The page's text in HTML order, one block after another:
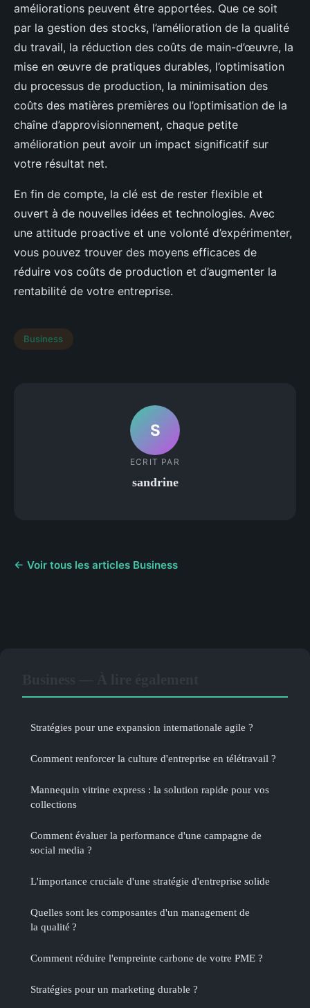
améliorations peuvent être apportées. Que ce soit
par la gestion des stocks, l’amélioration de la qualité
du travail, la réduction des coûts de main-d’œuvre, la
mise en œuvre de pratiques durables, l’optimisation
du processus de production, la minimisation des
coûts des matières premières ou l’optimisation de la
chaîne d’approvisionnement, chaque petite
amélioration peut avoir un impact significatif sur
votre résultat net.
En fin de compte, la clé est de rester flexible et
ouvert à de nouvelles idées et technologies. Avec
une attitude proactive et une volonté d’expérimenter,
vous pouvez trouver des moyens efficaces de
réduire vos coûts de production et d’augmenter la
rentabilité de votre entreprise.
Business
S
ECRIT PAR
sandrine
← Voir tous les articles Business
Stratégies pour une expansion internationale agile ?
Comment renforcer la culture d'entreprise en télétravail ?
Mannequin vitrine express : la solution rapide pour vos
collections
Comment évaluer la performance d'une campagne de
social media ?
L'importance cruciale d'une stratégie d'entreprise solide
Quelles sont les composantes d'un management de
la qualité ?
Comment réduire l'empreinte carbone de votre PME ?
Stratégies pour un marketing durable ?